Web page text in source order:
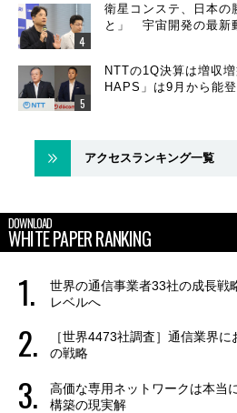
衛星コンステ、日本の
と」 宇宙開発の最新
NTTの1Q決算は増収
HAPS」は9月から能
アクセスランキング一覧
DOWNLOAD
WHITE PAPER RANKING
世界の通信事業者33社の成長戦
レベルへ
［世界4473社調査］通信業界
の戦略
高価な専用ネットワークは本当
構築の現実解